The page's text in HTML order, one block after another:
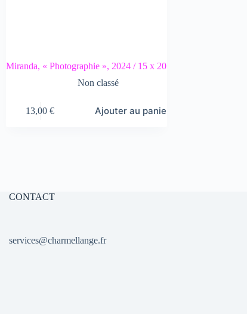
Miranda, « Photographie », 2024 / 15 x 20
Non classé
13,00€ Ajouter au panier
CONTACT
services@charmellange.fr